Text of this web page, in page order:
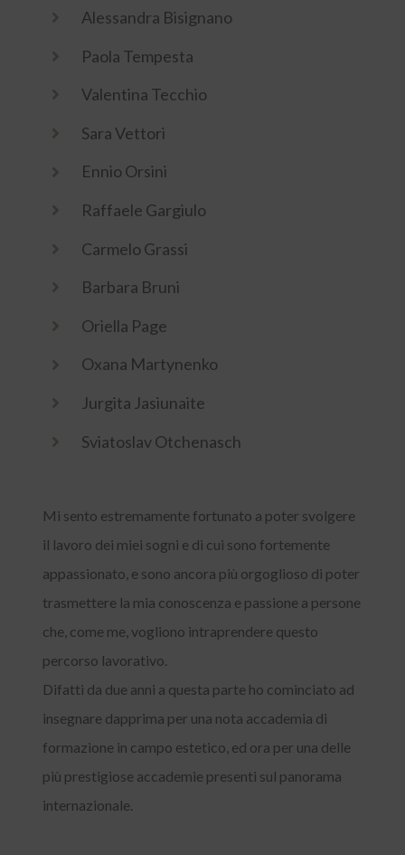
Alessandra Bisignano
Paola Tempesta
Valentina Tecchio
Sara Vettori
Ennio Orsini
Raffaele Gargiulo
Carmelo Grassi
Barbara Bruni
Oriella Page
Oxana Martynenko
Jurgita Jasiunaite
Sviatoslav Otchenasch
Mi sento estremamente fortunato a poter svolgere
il lavoro dei miei sogni e di cui sono fortemente
appassionato, e sono ancora più orgoglioso di poter
trasmettere la mia conoscenza e passione a persone
che, come me, vogliono intraprendere questo
percorso lavorativo.
Difatti da due anni a questa parte ho cominciato ad
insegnare dapprima per una nota accademia di
formazione in campo estetico, ed ora per una delle
più prestigiose accademie presenti sul panorama
internazionale.